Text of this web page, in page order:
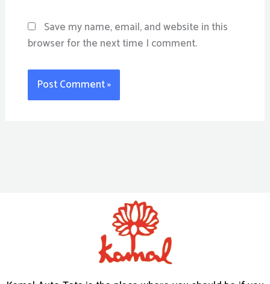
Save my name, email, and website in this
browser for the next time I comment.